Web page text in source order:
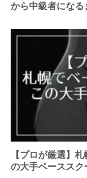
から中級者になる
【プロが厳選】
の大手ベーススク